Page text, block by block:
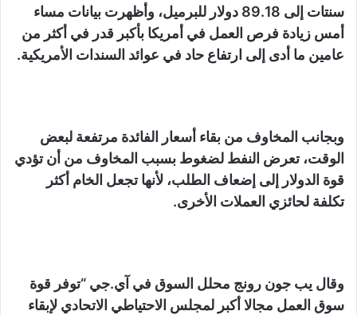
سنتات إلى 89.18 دولار للبرميل، وأظهرت بيانات مساء
أمس زيادة فرص العمل في أمريكا بأكبر قدر في أكثر من
عامين ما أدى إلى ارتفاع حاد في عوائد السندات الأمريكية.
وبجانب المخاوف من بقاء أسعار الفائدة مرتفعة لبعض
الوقت، تعرض النفط لضغوط بسبب المخاوف من أن تؤدي
قوة الدولار إلى إضعاف الطلب، لأنها تجعل الخام أكثر
تكلفة لحائزي العملات الأخرى.
وقال يب جون رونج محلل السوق في آي.جي “توفر قوة
سوق العمل مجالا أكبر لمجلس الاحتياطي الاتحادي لإبقاء